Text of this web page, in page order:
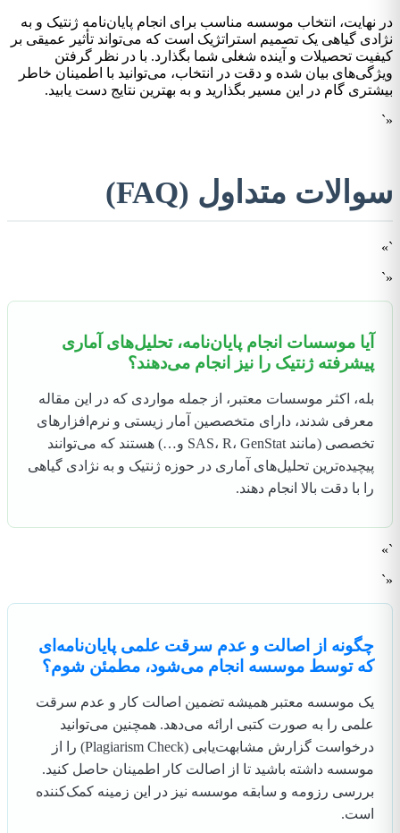
در نهایت، انتخاب موسسه مناسب برای انجام پایان‌نامه ژنتیک و به
نژادی گیاهی یک تصمیم استراتژیک است که می‌تواند تأثیر عمیقی بر
کیفیت تحصیلات و آینده شغلی شما بگذارد. با در نظر گرفتن
ویژگی‌های بیان شده و دقت در انتخاب، می‌توانید با اطمینان خاطر
بیشتری گام در این مسیر بگذارید و به بهترین نتایج دست یابید.
«`
سوالات متداول (FAQ)
`»
«`
آیا موسسات انجام پایان‌نامه، تحلیل‌های آماری
پیشرفته ژنتیک را نیز انجام می‌دهند؟
بله، اکثر موسسات معتبر، از جمله مواردی که در این مقاله
معرفی شدند، دارای متخصصین آمار زیستی و نرم‌افزارهای
تخصصی (مانند SAS، R، GenStat و…) هستند که می‌توانند
پیچیده‌ترین تحلیل‌های آماری در حوزه ژنتیک و به نژادی گیاهی
را با دقت بالا انجام دهند.
`»
«`
چگونه از اصالت و عدم سرقت علمی پایان‌نامه‌ای
که توسط موسسه انجام می‌شود، مطمئن شوم؟
یک موسسه معتبر همیشه تضمین اصالت کار و عدم سرقت
علمی را به صورت کتبی ارائه می‌دهد. همچنین می‌توانید
درخواست گزارش مشابهت‌یابی (Plagiarism Check) را از
موسسه داشته باشید تا از اصالت کار اطمینان حاصل کنید.
بررسی رزومه و سابقه موسسه نیز در این زمینه کمک‌کننده
است.